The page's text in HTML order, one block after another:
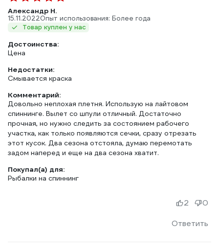
Александр Н.
15.11.2022Опыт использования: Более года
Товар куплен у нас
Достоинства:
Цена
Недостатки:
Смывается краска
Комментарий:
Довольно неплохая плетня. Использую на лайтовом
спиннинге. Вылет со шпули отличный. Достаточно
прочная, но нужно следить за состоянием рабочего
участка, как только появляются сечки, сразу отрезать
этот кусок. Два сезона отстояла, думаю перемотать
задом наперед и еще на два сезона хватит.
Покупал(а) для:
Рыбалки на спиннинг
Ответить
2 0